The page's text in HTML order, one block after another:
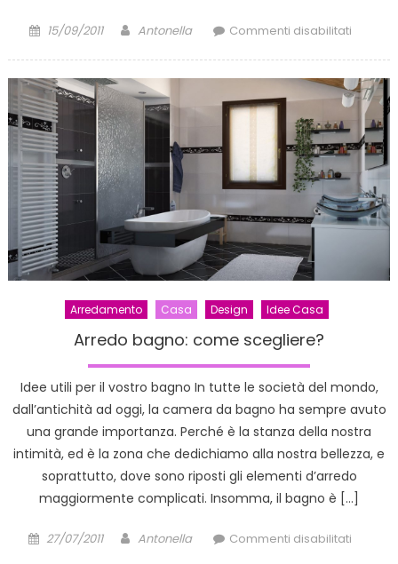
Posted
15/09/2011 Author
Antonella Commenti disabilitatisu
bizzarre
e
creative
:)
Arredamento Casa Design Idee Casa
Arredo bagno: come scegliere?
Idee utili per il vostro bagno In tutte le società del mondo,
dall’antichità ad oggi, la camera da bagno ha sempre avuto
una grande importanza. Perché è la stanza della nostra
intimità, ed è la zona che dedichiamo alla nostra bellezza, e
soprattutto, dove sono riposti gli elementi d’arredo
maggiormente complicati. Insomma, il bagno è […]
Posted
27/07/2011 Author
Antonella Commenti disabilitati